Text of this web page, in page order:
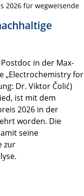
2026 für wegweisende
in der Max-
„Electrochemistry for
Dr. Viktor Čolić)
ist mit dem
2026 in der
worden. Die
seine
zur